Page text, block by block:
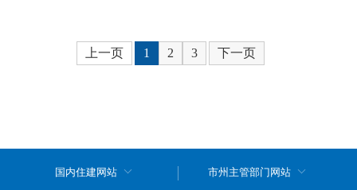
上一页 1 2 3 下一页
国内住建网站 市州主管部门网站